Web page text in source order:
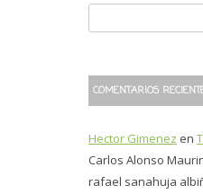
u
c
:
COMENTARIOS
Hector Gimenez en
Carlos Alonso
rafael sanahuja